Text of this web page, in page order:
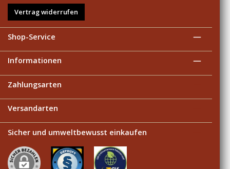
Vertrag widerrufen
Shop-Service
Informationen
Zahlungsarten
Versandarten
Sicher und umweltbewusst einkaufen